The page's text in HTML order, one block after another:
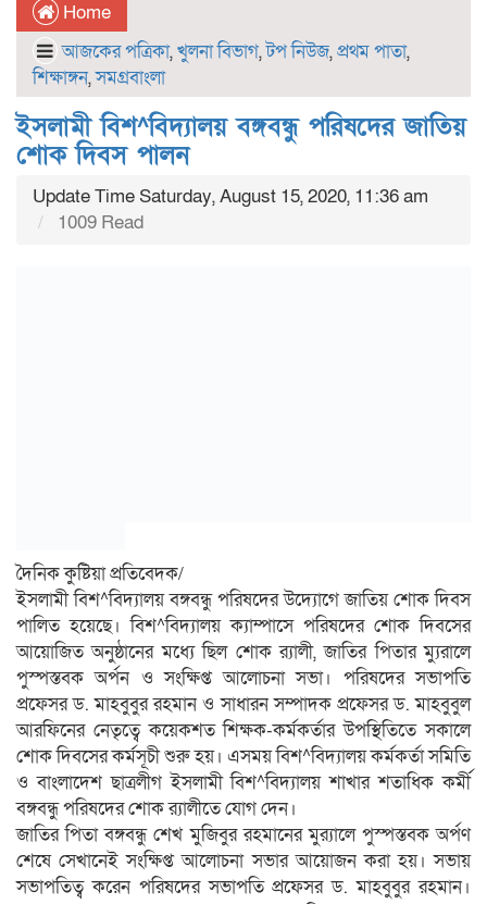
Home
আজকের পত্রিকা,খুলনা বিভাগ,টপ নিউজ,প্রথম পাতা,
শিক্ষাঙ্গন,সমগ্রবাংলা
ইসলামী বিশ^বিদ্যালয় বঙ্গবন্ধু পরিষদের জাতিয়
শোক দিবস পালন
Update Time Saturday, August 15, 2020, 11:36 am
1009 Read
দৈনিক কুষ্টিয়া প্রতিবেদক/
ইসলামী বিশ^বিদ্যালয় বঙ্গবন্ধু পরিষদের উদ্যোগে জাতিয় শোক দিবস
পালিত হয়েছে। বিশ^বিদ্যালয় ক্যাম্পাসে পরিষদের শোক দিবসের
আয়োজিত অনুষ্ঠানের মধ্যে ছিল শোক র‌্যালী, জাতির পিতার ম্যুরালে
পুস্পস্তবক অর্পন ও সংক্ষিপ্ত আলোচনা সভা। পরিষদের সভাপতি
প্রফেসর ড. মাহবুবুর রহমান ও সাধারন সম্পাদক প্রফেসর ড. মাহবুবুল
আরফিনের নেতৃত্বে কয়েকশত শিক্ষক-কর্মকর্তার উপস্থিতিতে সকালে
শোক দিবসের কর্মসূচী শুরু হয়। এসময় বিশ^বিদ্যালয় কর্মকর্তা সমিতি
ও বাংলাদেশ ছাত্রলীগ ইসলামী বিশ^বিদ্যালয় শাখার শতাধিক কর্মী
বঙ্গবন্ধু পরিষদের শোক র‌্যালীতে যোগ দেন।
জাতির পিতা বঙ্গবন্ধু শেখ মুজিবুর রহমানের মুর‌্যালে পুস্পস্তবক অর্পণ
শেষে সেখানেই সংক্ষিপ্ত আলোচনা সভার আয়োজন করা হয়। সভায়
সভাপতিত্ব করেন পরিষদের সভাপতি প্রফেসর ড. মাহবুবুর রহমান।